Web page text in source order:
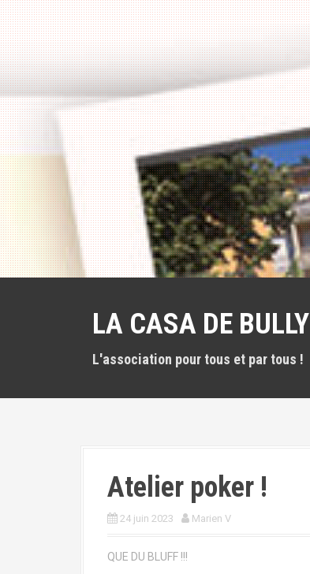
l
LA CASA DE BULLY
L'association pour tous et par tous !
Atelier poker !
24 juin 2023 Marien V
QUE DU BLUFF !!!